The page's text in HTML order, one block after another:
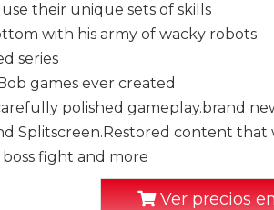
their unique sets of skills
with his army of wacky robots
series
games ever created
polished gameplay.brand
Splitscreen.Restored content that
fight and more
Ver precios